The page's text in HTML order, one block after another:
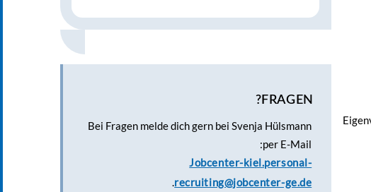
FRAGEN?
Bei Fragen melde dich gern bei Svenja Hülsmann
per E-Mail:
Jobcenter-kiel.personal-
recruiting@jobcenter-ge.de
.